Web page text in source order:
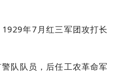
年7月红三军团攻打长
队队员，后任工农革命军